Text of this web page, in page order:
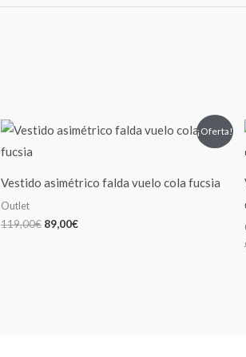
¡Oferta!
Vestido asimétrico falda vuelo cola fucsia
Outlet
119,00€
El
precio
119,00€.
89,00€
El
precio
89,00€.